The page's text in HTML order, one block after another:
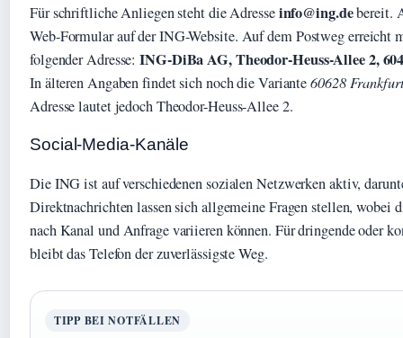
Für schriftliche Anliegen steht die Adresseinfo@ing.debereit.
Web-Formular auf der ING-Website. Auf dem Postweg erreicht
folgender Adresse:ING-DiBa AG, Theodor-Heuss-Allee 2,
In älteren Angaben findet sich noch die Variante60628
Adresse lautet jedoch Theodor-Heuss-Allee 2.
Social-Media-Kanäle
Die ING ist auf verschiedenen sozialen Netzwerken aktiv,
Direktnachrichten lassen sich allgemeine Fragen stellen, wobei
nach Kanal und Anfrage variieren können. Für dringende oder
bleibt das Telefon der zuverlässigste Weg.
TIPP BEI NOTFÄLLEN